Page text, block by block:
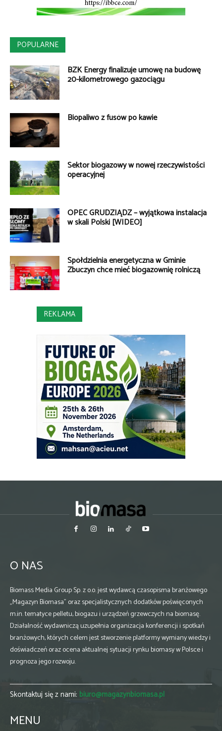
POPULARNE
BZK Energy finalizuje umowę na budowę
20-kilometrowego gazociągu
Biopaliwo z fusów po kawie
Sektor biogazowy w nowej rzeczywistości
operacyjnej
OPEC GRUDZIĄDZ – wyjątkowa instalacja
w skali Polski [WIDEO]
Spółdzielnia energetyczna w Gminie
Zbuczyn chce mieć biogazownię rolniczą
REKLAMA
O NAS
Biomass Media Group Sp. z o.o. jest wydawcą czasopisma branżowego
„Magazyn Biomasa” oraz specjalistycznych dodatków poświęconych
m.in. tematyce pelletu, biogazu i urządzeń grzewczych na biomasę.
Działalność wydawniczą uzupełnia organizacja konferencji i spotkań
branżowych, których celem jest stworzenie platformy wymiany wiedzy i
doświadczeń oraz ocena aktualnej sytuacji rynku biomasy w Polsce i
prognoza jego rozwoju.
Skontaktuj się z nami: biuro@magazynbiomasa.pl
MENU